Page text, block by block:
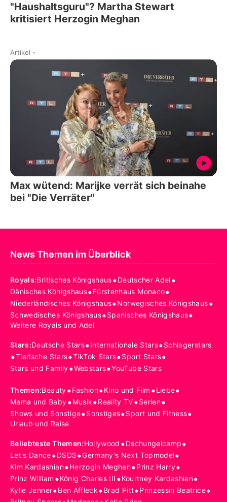
"Haushaltsguru"? Martha Stewart
kritisiert Herzogin Meghan
Artikel -
Max wütend: Marijke verrät sich beinahe
bei "Die Verräter"
News Themen im Überblick
Royals:Britisches Königshaus•Deutscher Adel•
Dänisches Königshaus•Fürstenhaus Monaco•
Niederländisches Königshaus•Norwegisches Königshaus•
Schwedisches Königshaus•Spanisches Königshaus•
Weitere Royals und Adel
Stars:Deutsche Stars•Internationale Stars•Schlagerstars
•Tierische Stars•TikTok Stars•Sport Stars•
Stars und Family•Webstars•YouTube Stars
Themen:Beauty•Fashion•Kino und Film •Liebe•
Mama und Baby•Musik•Reality TV•Serien•
Shows und Sonstige•Sonstiges•Sport und Fitness•
Urlaub und Reise
Beliebteste Themen:Hollywood •Dschungelcamp•
Let's Dance•DSDS•Germany's Next Topmodel•
Kim Kardashian•Herzogin Meghan•Prinz Harry•
Prinz William •König Charles III •Kourtney Kardashian•
Kylie Jenner•Ben Affleck•Brad Pitt•Prinzessin Beatrice•